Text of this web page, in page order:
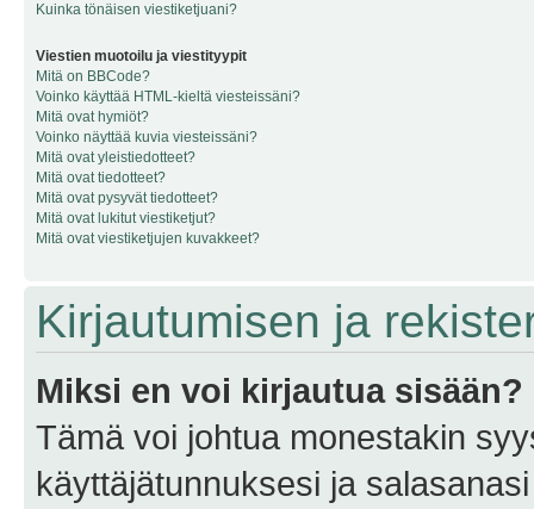
Kuinka tönäisen viestiketjuani?
Viestien muotoilu ja viestityypit
Mitä on BBCode?
Voinko käyttää HTML-kieltä viesteissäni?
Mitä ovat hymiöt?
Voinko näyttää kuvia viesteissäni?
Mitä ovat yleistiedotteet?
Mitä ovat tiedotteet?
Mitä ovat pysyvät tiedotteet?
Mitä ovat lukitut viestiketjut?
Mitä ovat viestiketjujen kuvakkeet?
Kirjautumisen ja
Miksi en voi kirjautua sisään?
Tämä voi johtua monestakin
käyttäjätunnuksesi ja